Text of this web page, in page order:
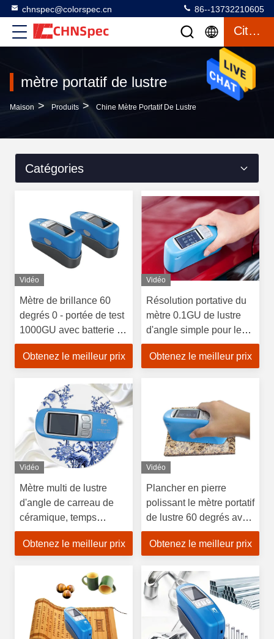
chnspec@colorspec.cn 86--13732210605
Citation
mètre portatif de lustre
Maison > Produits > Chine Mètre Portatif De Lustre
Catégories
Vidéo
Mètre de brillance 60
degrés 0 - portée de test
1000GU avec batterie de
3000 mAh
Obtenez le meilleur prix
Vidéo
Résolution portative du
mètre 0.1GU de lustre
d'angle simple pour le
béton poli
Obtenez le meilleur prix
Vidéo
Mètre multi de lustre
d'angle de carreau de
céramique, temps
d'essai des unités de
mesure de lustre 0.5s
Obtenez le meilleur prix
Vidéo
Plancher en pierre
polissant le mètre portatif
de lustre 60 degrés avec
le matériel élastique
Obtenez le meilleur prix